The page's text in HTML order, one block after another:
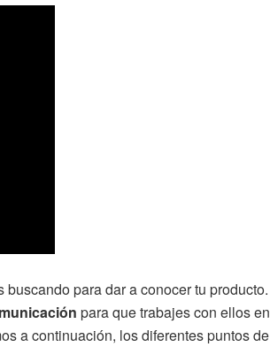
para dar a conocer tu producto.
para que trabajes con ellos en
a continuación, los diferentes puntos de